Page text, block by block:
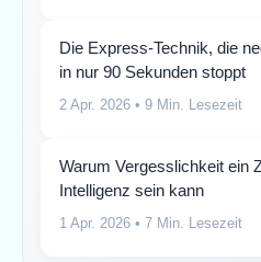
Die Express-Technik, die
in nur 90 Sekunden stoppt
2 Apr. 2026 • 9 Min. Lesezeit
Warum Vergesslichkeit ein
Intelligenz sein kann
1 Apr. 2026 • 7 Min. Lesezeit